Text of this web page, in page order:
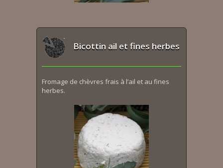
Bicottin ail et fines herbes
Fromage de chèvres frais à l’ail et au fines
herbes.